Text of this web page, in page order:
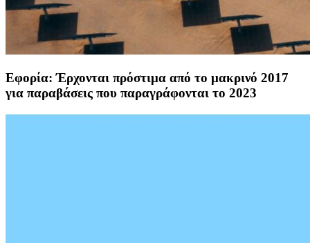
Εφορία: Έρχονται πρόστιμα από το μακρινό 2017
για παραβάσεις που παραγράφονται το 2023